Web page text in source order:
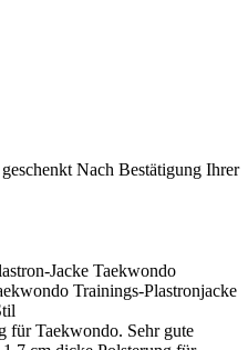
Nach Bestätigung Ihrer
Jacke Taekwondo
Trainings-Plastronjacke
für Taekwondo. Sehr gute